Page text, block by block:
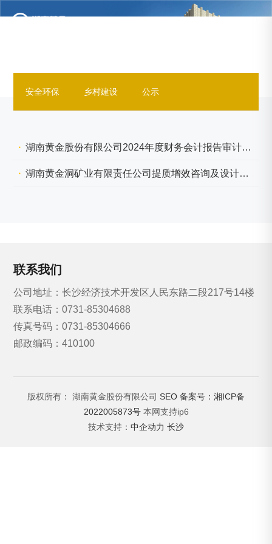
安全环保 乡村建设 公示
湖南黄金股份有限公司2024年度财务会计报告审计及内部控制审计项目采购公告
湖南黄金洞矿业有限责任公司提质增效咨询及设计服务项目招标公告
联系我们
公司地址：长沙经济技术开发区人民东路二段217号14楼
联系电话：0731-85304688
传真号码：0731-85304666
邮政编码：410100
版权所有： 湖南黄金股份有限公司 SEO 备案号：湘ICP备
2022005873号本网支持ip6
技术支持： 中企动力 长沙